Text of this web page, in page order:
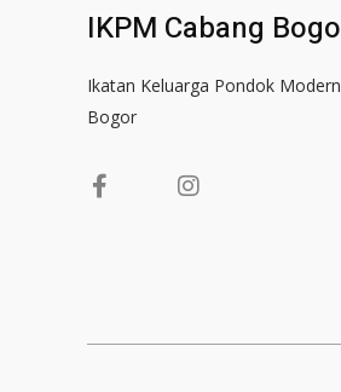
IKPM Cabang
Ikatan Keluarga Pondok
Bogor
F
a
k
I
a